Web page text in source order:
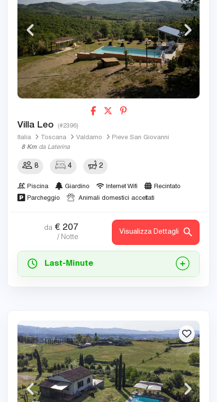
Villa Leo (#2396)
Italia Toscana Valdarno
Pieve San Giovanni
8 Km da Laterina
8 4 2
Piscina Giardino Internet Wifi
Recintato
Parcheggio
Animali domestici accettati
da € 207
/ Notte
Visualizza Dettagli
Last-Minute